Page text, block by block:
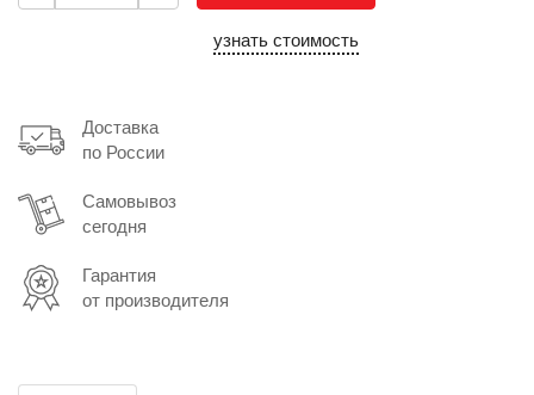
узнать стоимость
Доставка
по России
Самовывоз
сегодня
Гарантия
от производителя